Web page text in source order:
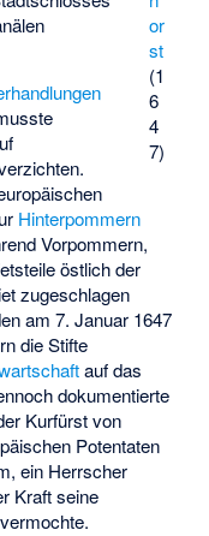
or
st
(1
6
4
7)
Hinterpommern
Vorpommern,
östlich der
zugeschlagen
am 7. Januar 1647
die Stifte
auf das
dokumentierte
Kurfürst von
Potentaten
ein Herrscher
Kraft seine